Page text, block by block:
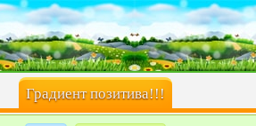
Градиент позитива!!!